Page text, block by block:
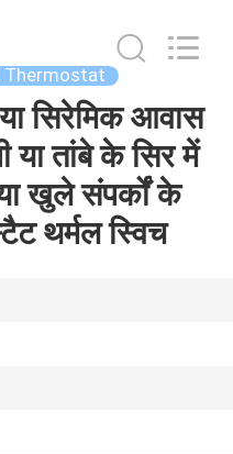
Thermostat
सिरेमिक आवास
या तांबे के सिर में
खुले संपर्कों के
थर्मल स्विच